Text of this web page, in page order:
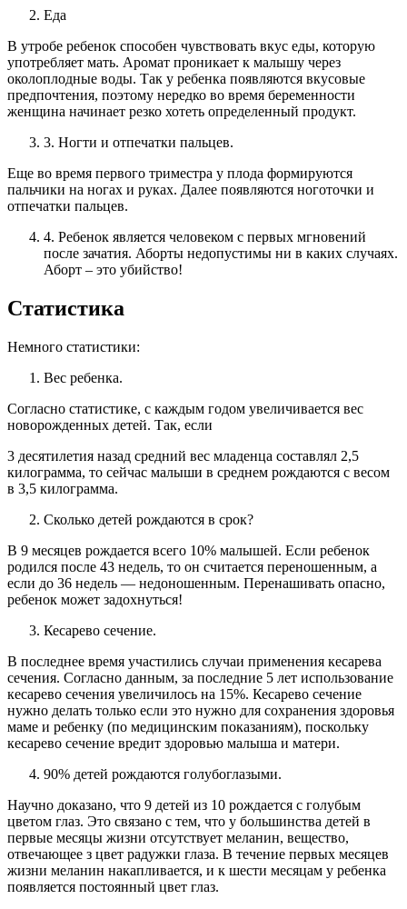
Еда
В утробе ребенок способен чувствовать вкус еды, которую
употребляет мать. Аромат проникает к малышу через
околоплодные воды. Так у ребенка появляются вкусовые
предпочтения, поэтому нередко во время беременности
женщина начинает резко хотеть определенный продукт.
3. Ногти и отпечатки пальцев.
Еще во время первого триместра у плода формируются
пальчики на ногах и руках. Далее появляются ноготочки и
отпечатки пальцев.
4. Ребенок является человеком с первых мгновений
после зачатия. Аборты недопустимы ни в каких случаях.
Аборт – это убийство!
Статистика
Немного статистики:
Вес ребенка.
Согласно статистике, с каждым годом увеличивается вес
новорожденных детей. Так, если
3 десятилетия назад средний вес младенца составлял 2,5
килограмма, то сейчас малыши в среднем рождаются с весом
в 3,5 килограмма.
Сколько детей рождаются в срок?
В 9 месяцев рождается всего 10% малышей. Если ребенок
родился после 43 недель, то он считается переношенным, а
если до 36 недель — недоношенным. Перенашивать опасно,
ребенок может задохнуться!
Кесарево сечение.
В последнее время участились случаи применения кесарева
сечения. Согласно данным, за последние 5 лет использование
кесарево сечения увеличилось на 15%. Кесарево сечение
нужно делать только если это нужно для сохранения здоровья
маме и ребенку (по медицинским показаниям), поскольку
кесарево сечение вредит здоровью малыша и матери.
90% детей рождаются голубоглазыми.
Научно доказано, что 9 детей из 10 рождается с голубым
цветом глаз. Это связано с тем, что у большинства детей в
первые месяцы жизни отсутствует меланин, вещество,
отвечающее з цвет радужки глаза. В течение первых месяцев
жизни меланин накапливается, и к шести месяцам у ребенка
появляется постоянный цвет глаз.